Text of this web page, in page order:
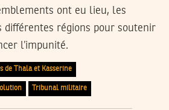
ont eu lieu, les
différentes régions pour soutenir
l’impunité.
de Thala et Kasserine
Tribunal militaire